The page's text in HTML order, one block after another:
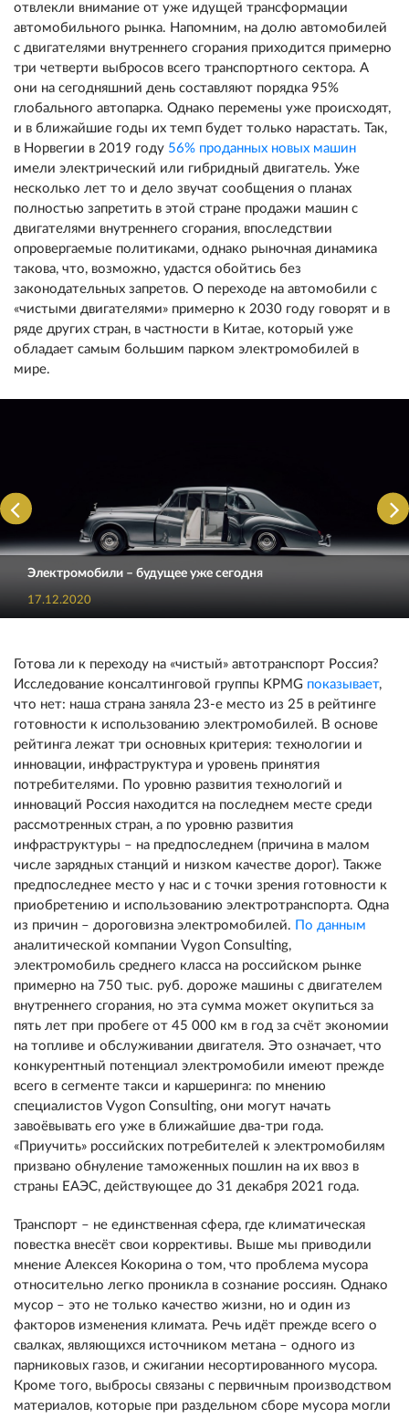
отвлекли внимание от уже идущей трансформации
автомобильного рынка. Напомним, на долю автомобилей
с двигателями внутреннего сгорания приходится примерно
три четверти выбросов всего транспортного сектора. А
они на сегодняшний день составляют порядка 95%
глобального автопарка. Однако перемены уже происходят,
и в ближайшие годы их темп будет только нарастать. Так,
в Норвегии в 2019 году 56% проданных новых машин
имели электрический или гибридный двигатель. Уже
несколько лет то и дело звучат сообщения о планах
полностью запретить в этой стране продажи машин с
двигателями внутреннего сгорания, впоследствии
опровергаемые политиками, однако рыночная динамика
такова, что, возможно, удастся обойтись без
законодательных запретов. О переходе на автомобили с
«чистыми двигателями» примерно к 2030 году говорят и в
ряде других стран, в частности в Китае, который уже
обладает самым большим парком электромобилей в
мире.
Электромобили – будущее уже сегодня
17.12.2020
Готова ли к переходу на «чистый» автотранспорт Россия?
Исследование консалтинговой группы KPMG показывает,
что нет: наша страна заняла 23-е место из 25 в рейтинге
готовности к использованию электромобилей. В основе
рейтинга лежат три основных критерия: технологии и
инновации, инфраструктура и уровень принятия
потребителями. По уровню развития технологий и
инноваций Россия находится на последнем месте среди
рассмотренных стран, а по уровню развития
инфраструктуры – на предпоследнем (причина в малом
числе зарядных станций и низком качестве дорог). Также
предпоследнее место у нас и с точки зрения готовности к
приобретению и использованию электротранспорта. Одна
из причин – дороговизна электромобилей. По данным
аналитической компании Vygon Consulting,
электромобиль среднего класса на российском рынке
примерно на 750 тыс. руб. дороже машины с двигателем
внутреннего сгорания, но эта сумма может окупиться за
пять лет при пробеге от 45 000 км в год за счёт экономии
на топливе и обслуживании двигателя. Это означает, что
конкурентный потенциал электромобили имеют прежде
всего в сегменте такси и каршеринга: по мнению
специалистов Vygon Consulting, они могут начать
завоёвывать его уже в ближайшие два-три года.
«Приучить» российских потребителей к электромобилям
призвано обнуление таможенных пошлин на их ввоз в
страны ЕАЭС, действующее до 31 декабря 2021 года.
Транспорт – не единственная сфера, где климатическая
повестка внесёт свои коррективы. Выше мы приводили
мнение Алексея Кокорина о том, что проблема мусора
относительно легко проникла в сознание россиян. Однако
мусор – это не только качество жизни, но и один из
факторов изменения климата. Речь идёт прежде всего о
свалках, являющихся источником метана – одного из
парниковых газов, и сжигании несортированного мусора.
Кроме того, выбросы связаны с первичным производством
материалов, которые при раздельном сборе мусора могли